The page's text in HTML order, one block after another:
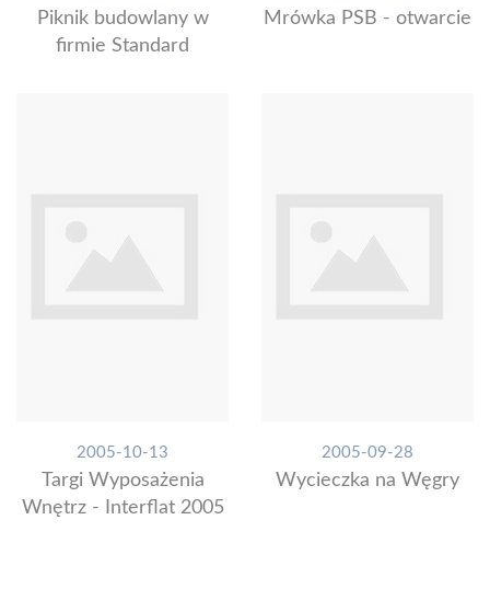
Piknik budowlany w
firmie Standard
Mrówka PSB - otwarcie
2005-10-13
Targi Wyposażenia
Wnętrz - Interflat 2005
2005-09-28
Wycieczka na Węgry